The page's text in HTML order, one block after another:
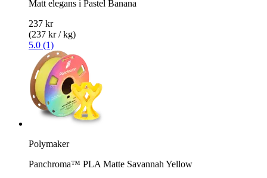
Matt elegans i Pastel Banana
237 kr
(237 kr / kg)
5.0 (1)
Polymaker
Panchroma™ PLA Matte Savannah Yellow